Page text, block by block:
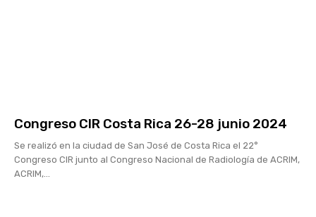
Congreso CIR Costa Rica 26-28 junio 2024
Se realizó en la ciudad de San José de Costa Rica el 22°
Congreso CIR junto al Congreso Nacional de Radiología de ACRIM,
ACRIM,...